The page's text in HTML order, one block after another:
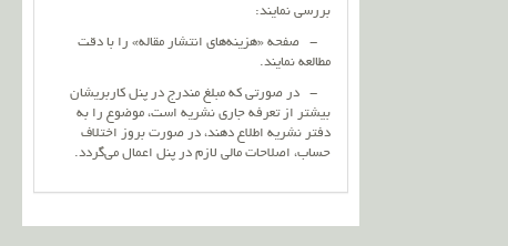
بررسی نمایند:
- صفحه «هزینه‌های انتشار مقاله» را با دقت
مطالعه نمایند.
- در صورتی که مبلغ مندرج در پنل کاربریشان
بیشتر از تعرفه جاری نشریه است، موضوع را به
دفتر نشریه اطلاع دهند، در صورت بروز اختلاف
حساب، اصلاحات مالی لازم در پنل اعمال می‌گردد.